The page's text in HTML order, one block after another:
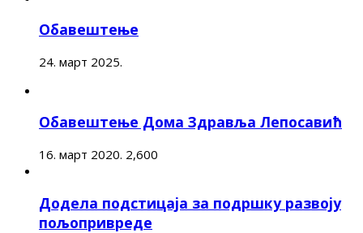
Обавештење
24. март 2025.
Обавештење Дома Здравља Лепосавић
16. март 2020. 2,600
Додела подстицаја за подршку развоју
пољопривреде